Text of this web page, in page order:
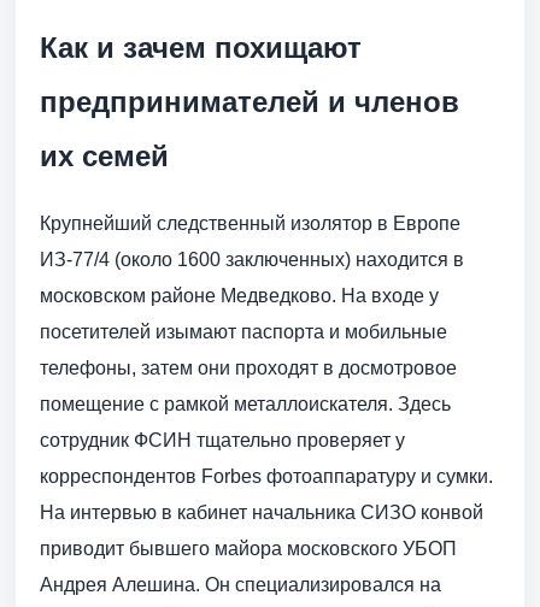
Как и зачем похищают
предпринимателей и членов
их семей
Крупнейший следственный изолятор в Европе
ИЗ-77/4 (около 1600 заключенных) находится в
московском районе Медведково. На входе у
посетителей изымают паспорта и мобильные
телефоны, затем они проходят в досмотровое
помещение с рамкой металлоискателя. Здесь
сотрудник ФСИН тщательно проверяет у
корреспондентов Forbes фотоаппаратуру и сумки.
На интервью в кабинет начальника СИЗО конвой
приводит бывшего майора московского УБОП
Андрея Алешина. Он специализировался на